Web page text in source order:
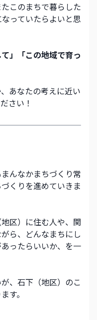
このまちで暮らした
っていたらよいと思
」「この地域で育っ
あなたの考えに近い
さい！
んなかまちづくり常
くりを進めていきま
区）に住む人や、関
ら、どんなまちにし
ったらいいか、を一
、石下（地区）のこ
す。